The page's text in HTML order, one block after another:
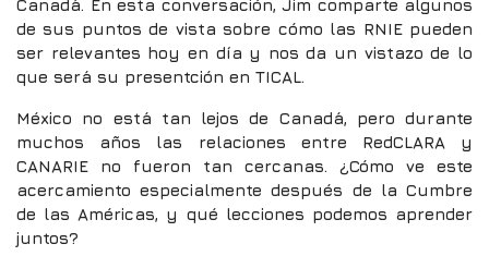
Canadá. En esta conversación, Jim comparte algunos
de sus puntos de vista sobre cómo las RNIE pueden
ser relevantes hoy en día y nos da un vistazo de lo
que será su presentción en TICAL.
México no está tan lejos de Canadá, pero durante
muchos años las relaciones entre RedCLARA y
CANARIE no fueron tan cercanas. ¿Cómo ve este
acercamiento especialmente después de la Cumbre
de las Américas, y qué lecciones podemos aprender
juntos?